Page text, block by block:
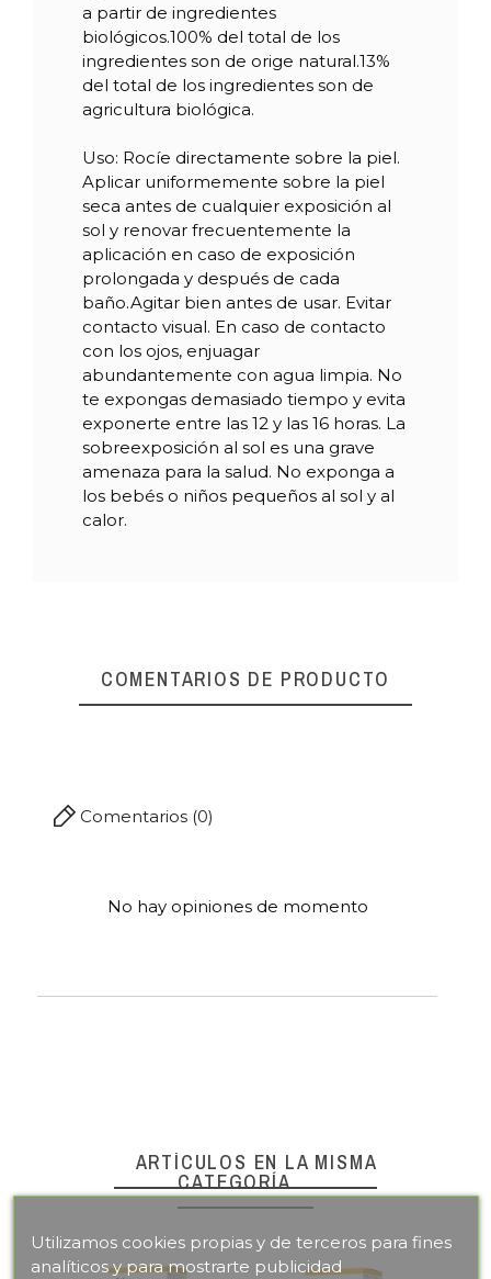
Utilizamos cookies propias y de terceros para fines
analíticos y para mostrarte publicidad
a partir de ingredientes
biológicos.100% del total de los
ingredientes son de orige natural.13%
del total de los ingredientes son de
agricultura biológica.
Uso: Rocíe directamente sobre la piel.
Aplicar uniformemente sobre la piel
seca antes de cualquier exposición al
sol y renovar frecuentemente la
aplicación en caso de exposición
prolongada y después de cada
baño.Agitar bien antes de usar. Evitar
contacto visual. En caso de contacto
con los ojos, enjuagar
abundantemente con agua limpia. No
te expongas demasiado tiempo y evita
exponerte entre las 12 y las 16 horas. La
sobreexposición al sol es una grave
amenaza para la salud. No exponga a
los bebés o niños pequeños al sol y al
calor.
COMENTARIOS DE PRODUCTO
Comentarios (0)
No hay opiniones de momento
ARTÍCULOS EN LA MISMA
CATEGORÍA